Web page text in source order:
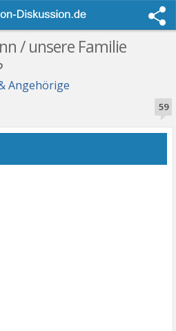
/ unsere Familie
Angehörige
59